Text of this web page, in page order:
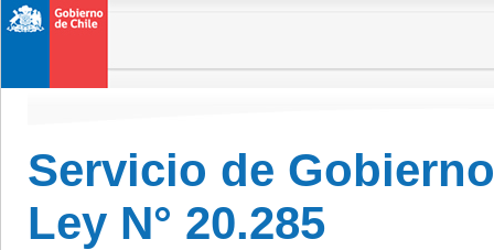
Servicio de
Ley N° 20.285